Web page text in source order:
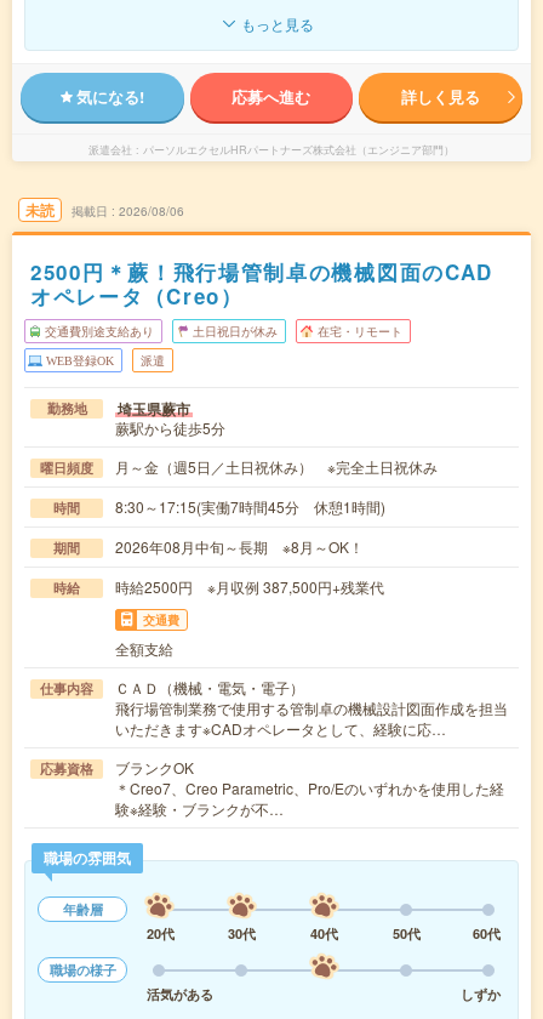
もっと見る
気になる! 応募へ進む 詳しく見る
派遣会社 パーソルエクセルHRパートナーズ株式会社（エンジニア部門）
未読 掲載日 2026/08/06
2500円＊蕨！飛行場管制卓の機械図面のCAD
オペレータ（Creo）
交通費別途支給あり 土日祝日が休み 在宅・リモート
WEB登録OK 派遣
勤務地 埼玉県蕨市
蕨駅から徒歩5分
曜日頻度 月～金（週5日／土日祝休み） ※完全土日祝休み
時間 8:30～17:15(実働7時間45分 休憩1時間)
期間 2026年08月中旬～長期 ※8月～OK！
時給 時給2500円 ※月収例 387,500円+残業代
交通費
全額支給
仕事内容
ＣＡＤ（機械・電気・電子）
飛行場管制業務で使用する管制卓の機械設計図面作成を担当
いただきます※CADオペレータとして、経験に応…
応募資格
ブランクOK
＊Creo7、Creo Parametric、Pro/Eのいずれかを使用した経
験※経験・ブランクが不…
職場の雰囲気
年齢層
20代
30代 40代 50代
60代
職場の様子
活気がある
しずか